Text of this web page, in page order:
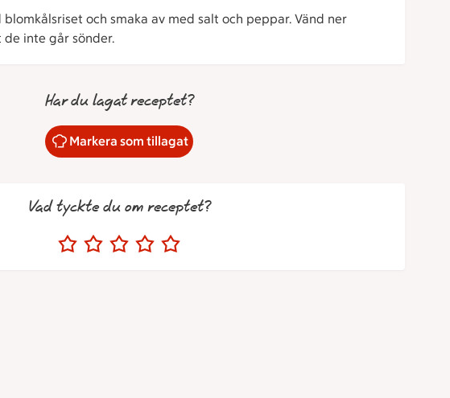
och smaka av med salt och peppar. Vänd ner
inte går sönder.
Har du lagat receptet?
Markera som tillagat
Vad tyckte du om receptet?